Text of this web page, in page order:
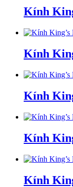
Kính
Kính
Kính
Kính
Kính